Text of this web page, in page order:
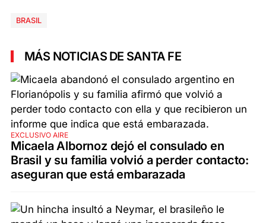
BRASIL
MÁS NOTICIAS DE SANTA FE
EXCLUSIVO AIRE
Micaela Albornoz dejó el consulado en
Brasil y su familia volvió a perder contacto:
aseguran que está embarazada